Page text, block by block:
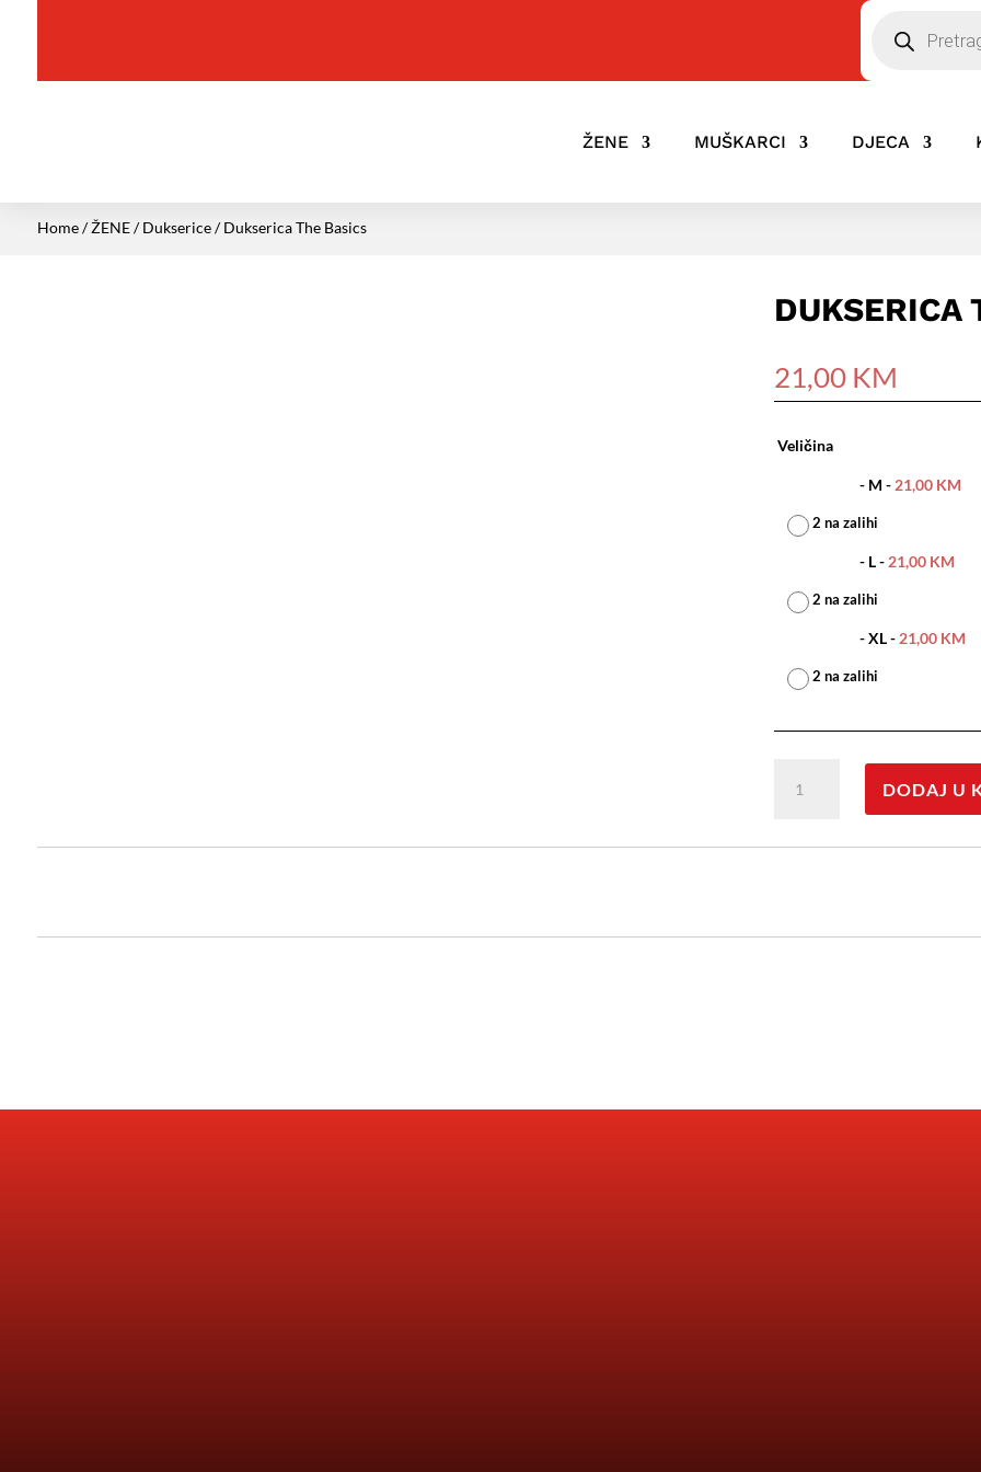
ŽENE MUŠKARCI DJECA
Home/ŽENE/Dukserice/ Dukserica The Basics
DUKSERICA
21,00 KM
Veličina
- M - 21,00 KM
2 na zalihi
- L- 21,00 KM
2 na zalihi
-XL- 21,00 KM
2 na zalihi
The
količina
DODAJ U